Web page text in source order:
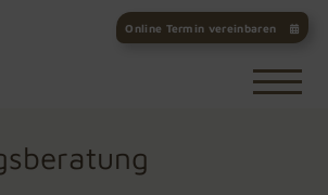
Online Termin vereinbaren